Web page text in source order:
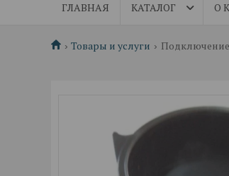
ГЛАВНАЯ КАТАЛОГ О
Товары и услуги